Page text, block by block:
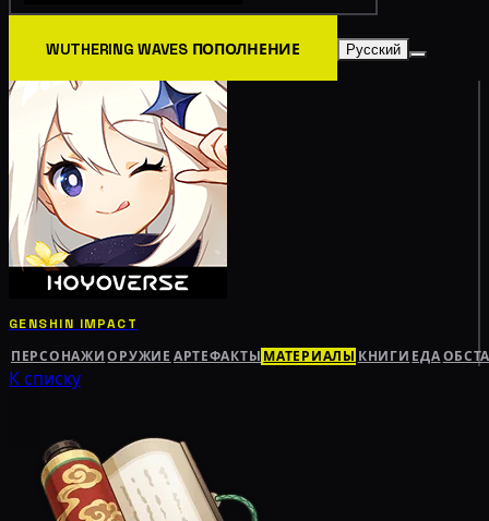
WUTHERING WAVES ПОПОЛНЕНИЕ Русский
GENSHIN IMPACT
ПЕРСОНАЖИ ОРУЖИЕ АРТЕФАКТЫ МАТЕРИАЛЫ КНИГИ ЕДА
К списку